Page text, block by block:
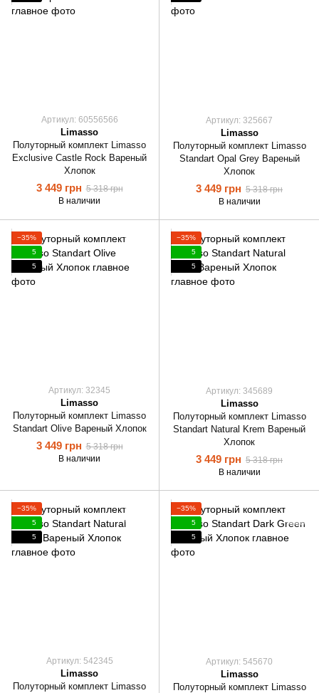
Артикул: 60556566
Limasso
Полуторный комплект Limasso
Exclusive Castle Rock Вареный
Хлопок
3 449 грн 5 318 грн
В наличии
Артикул: 325667
Limasso
Полуторный комплект Limasso
Standart Opal Grey Вареный
Хлопок
3 449 грн 5 318 грн
В наличии
−35%
5
5
Артикул: 32345
Limasso
Полуторный комплект Limasso
Standart Olive Вареный Хлопок
3 449 грн 5 318 грн
В наличии
−35%
5
5
Артикул: 345689
Limasso
Полуторный комплект Limasso
Standart Natural Krem Вареный
Хлопок
3 449 грн 5 318 грн
В наличии
−35%
5
5
Артикул: 542345
Limasso
Полуторный комплект Limasso
−35%
5
5
Артикул: 545670
Limasso
Полуторный комплект Limasso